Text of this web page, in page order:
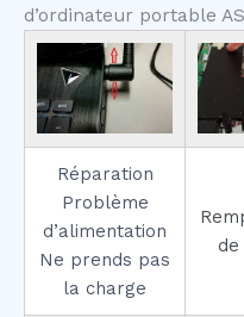
d’ordinateur portable
Réparation
Problème
d’alimentation
Ne prends pas
la charge
de